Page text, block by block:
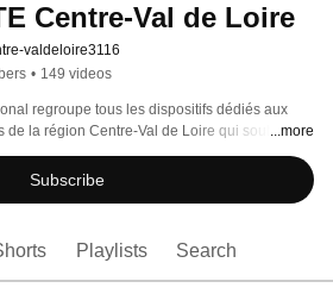
Centre-Val de Loire
valdeloire3116
• 149 videos
regroupe tous les dispositifs dédiés aux
de la région Centre-Val de Loire qui souhaitent
leurs compétences entrepreneuriales.
Val de Loire a pour mission de sensibiliser, de
étudiants et jeunes diplômés dans leur
...more
Subscribe
Playlists Search